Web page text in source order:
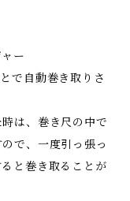
ー
で自動巻き取りさ
は、巻き尺の中で
で、一度引っ張っ
と巻き取ることが